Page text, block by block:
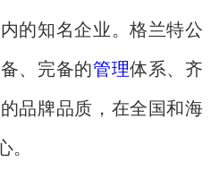
的知名企业。格兰特公
、完备的管理体系、齐
品牌品质，在全国和海
。